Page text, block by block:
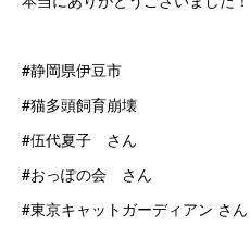
#静岡県伊豆市
#猫多頭飼育崩壊
#伍代夏子 さん
#おっぽの会 さん
#東京キャットガーディアン さん